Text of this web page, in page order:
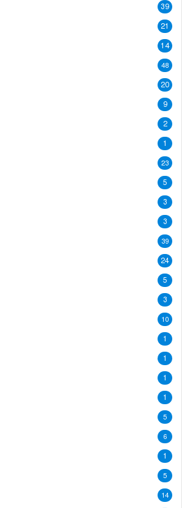
39
21
14
48
20
9
2
1
23
5
3
3
39
24
5
3
10
1
1
1
1
5
6
1
5
14